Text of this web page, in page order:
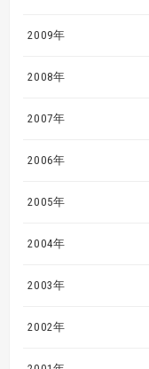
2009年
2008年
2007年
2006年
2005年
2004年
2003年
2002年